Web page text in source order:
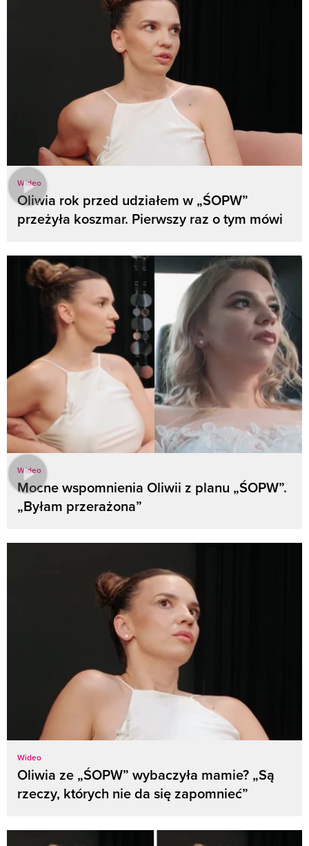
Wideo
Oliwia rok przed udziałem w „ŚOPW”
przeżyła koszmar. Pierwszy raz o tym mówi
Wideo
Mocne wspomnienia Oliwii z planu „ŚOPW”.
„Byłam przerażona”
Wideo
Oliwia ze „ŚOPW” wybaczyła mamie? „Są
rzeczy, których nie da się zapomnieć”